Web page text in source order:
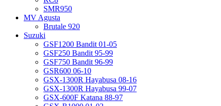
SMR950
MV Agusta
Brutale 920
Suzuki
GSF1200 Bandit 01-05
GSF250 Bandit 95-99
GSF750 Bandit 96-99
GSR600 06-10
GSX-1300R Hayabusa 08-16
GSX-1300R Hayabusa 99-07
GSX-600F Katana 88-97